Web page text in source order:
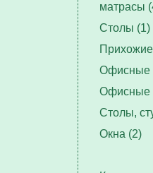
матрасы
Столы (1)
Офисные
Офисные
Столы,
Окна (2)